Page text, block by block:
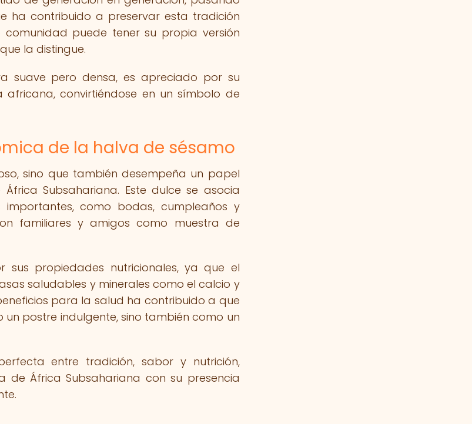
ha contribuido a preservar esta tradición
puede tener su propia versión
la distingue.
suave pero densa, es apreciado por su
convirtiéndose en un símbolo de
de la halva de sésamo
sino que también desempeña un papel
Subsahariana. Este dulce se asocia
como bodas, cumpleaños y
familiares y amigos como muestra de
propiedades nutricionales, ya que el
saludables y minerales como el calcio y
para la salud ha contribuido a que
postre indulgente, sino también como un
entre tradición, sabor y nutrición,
África Subsahariana con su presencia